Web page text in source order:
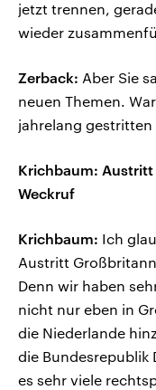
jetzt trennen,
wieder
Zerback: Aber Sie
neuen Themen.
jahrelang gestritten
Krichbaum:
Weckruf
Krichbaum: Ich
Austritt
Denn wir haben
nicht nur eben in
die Niederlande
die Bundesrepublik
es sehr viele